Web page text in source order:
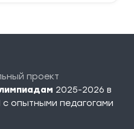
проект
2025-2026 в
c опытными педагогами